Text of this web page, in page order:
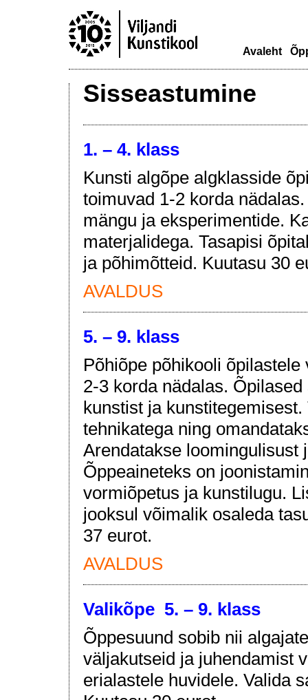
Avaleht
Sisseastumine
1. – 4. klass
Kunsti algõpe algklasside
toimuvad 1-2 korda
mängu ja eksperimentide.
materjalidega. Tasapisi
ja põhimõtteid. Kuutasu 30
AVALDUS
5. – 9. klass
Põhiõpe põhikooli
2-3 korda nädalas.
kunstist ja
tehnikatega ning
Arendatakse loomingulisust
Õppeaineteks on
vormiõpetus ja kunstilugu.
jooksul võimalik osaleda
37 eurot.
AVALDUS
Valikõpe 5. – 9. klass
Õppesuund sobib nii
väljakutseid ja juhendamist
erialastele huvidele. Valida